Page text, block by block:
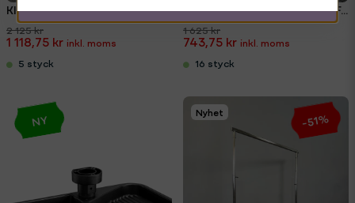
Klädhängare/textilgondel 115x148 cm
2 125 kr
1 118,75 kr
5 styck
LiftLap Pc & laptop-hållare Forming Function Vit
1 625 kr
743,75 kr
16 styck
NY Nyhet -51%